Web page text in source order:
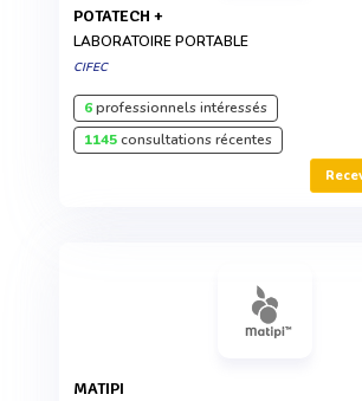
POTATECH +
LABORATOIRE PORTABLE
CIFEC
6professionnels intéressés
1145consultations récentes
MATIPI